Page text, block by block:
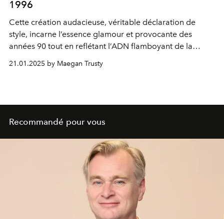
1996
Cette création audacieuse, véritable déclaration de
style, incarne l’essence glamour et provocante des
années 90 tout en reflétant l’ADN flamboyant de la
maison Versace.
21.01.2025 by Maegan Trusty
Recommandé pour vous